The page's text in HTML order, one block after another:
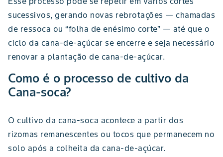
sucessivos, gerando novas rebrotações — chamadas
de ressoca ou “folha de enésimo corte” — até que o
ciclo da cana-de-açúcar se encerre e seja necessário
renovar a plantação de cana-de-açúcar.
Como é o processo de cultivo da
Cana-soca?
O cultivo da cana-soca acontece a partir dos
rizomas remanescentes ou tocos que permanecem no
solo após a colheita da cana-de-açúcar.